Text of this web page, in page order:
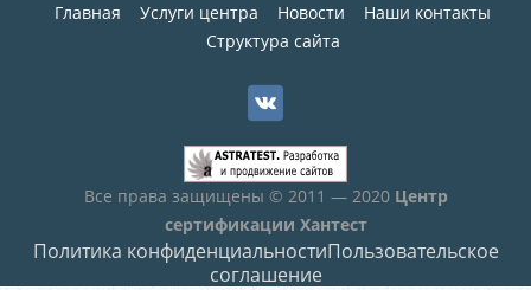
Главная Услуги центра Новости
Наши контакты
Структура сайта
Все права защищены © 2011 — 2020 Центр
сертификации Хантест
Политика конфиденциальностиПользовательское
соглашение